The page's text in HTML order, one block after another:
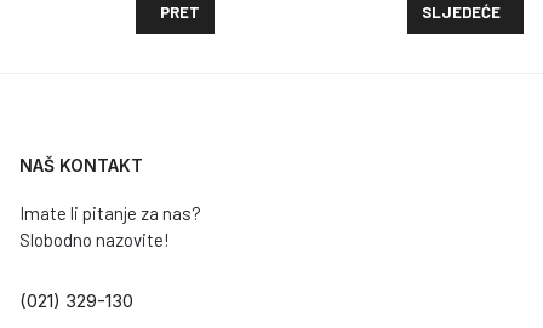
PRETHODNI ČLANAK: ZAPOŠLJAVANJE OSOBA IZ
PRET SLJEDEĆI
SLJEDEĆE
NAŠ KONTAKT
Imate li pitanje za nas?
Slobodno nazovite!
(021) 329-130